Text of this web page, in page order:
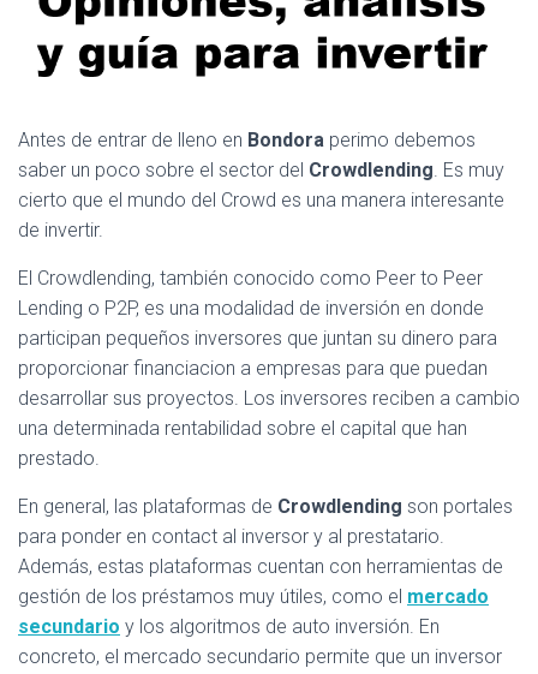
Antes de entrar de lleno en Bondora perimo debemos
saber un poco sobre el sector del Crowdlending. Es muy
cierto que el mundo del Crowd es una manera interesante
de invertir.
El Crowdlending, también conocido como Peer to Peer
Lending o P2P, es una modalidad de inversión en donde
participan pequeños inversores que juntan su dinero para
proporcionar financiacion a empresas para que puedan
desarrollar sus proyectos. Los inversores reciben a cambio
una determinada rentabilidad sobre el capital que han
prestado.
En general, las plataformas de Crowdlending son portales
para ponder en contact al inversor y al prestatario.
Además, estas plataformas cuentan con herramientas de
gestión de los préstamos muy útiles, como el mercado
secundario y los algoritmos de auto inversión. En
concreto, el mercado secundario permite que un inversor